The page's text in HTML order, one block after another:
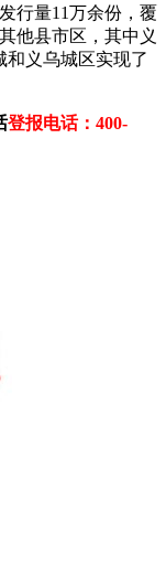
行量11万余份，覆
他县市区，其中义
和义乌城区实现了
登报电话：400-